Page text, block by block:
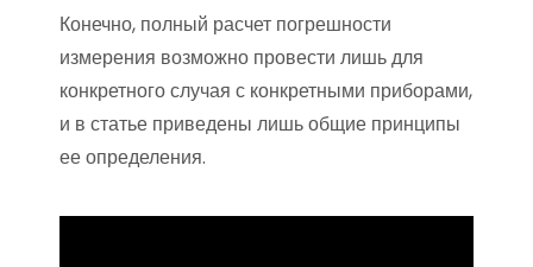
Конечно, полный расчет погрешности
измерения возможно провести лишь для
конкретного случая с конкретными приборами,
и в статье приведены лишь общие принципы
ее определения.